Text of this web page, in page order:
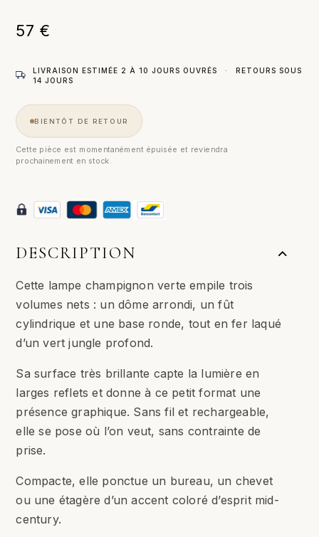
57€
LIVRAISON ESTIMÉE 2 À 10 JOURS OUVRÉS ·
RETOURS SOUS
14 JOURS
BIENTÔT DE RETOUR
Cette pièce est momentanément épuisée et reviendra
prochainement en stock.
DESCRIPTION
Cette lampe champignon verte empile trois
volumes nets : un dôme arrondi, un fût
cylindrique et une base ronde, tout en fer laqué
d’un vert jungle profond.
Sa surface très brillante capte la lumière en
larges reflets et donne à ce petit format une
présence graphique. Sans fil et rechargeable,
elle se pose où l’on veut, sans contrainte de
prise.
Compacte, elle ponctue un bureau, un chevet
ou une étagère d’un accent coloré d’esprit mid-
century.